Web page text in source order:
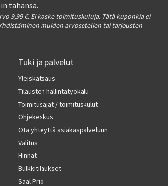
tahansa.
9,99 €. Ei koske toimituskuluja. Tätä kuponkia ei
muiden arvosetelien tai tarjousten
Tuki ja palvelut
Yleiskatsaus
Tilausten hallintatyökalu
Toimitusajat / toimituskulut
Ohjekeskus
Ota yhteyttä asiakaspalveluun
Valitus
Hinnat
Bulkkitilaukset
Saal Prio